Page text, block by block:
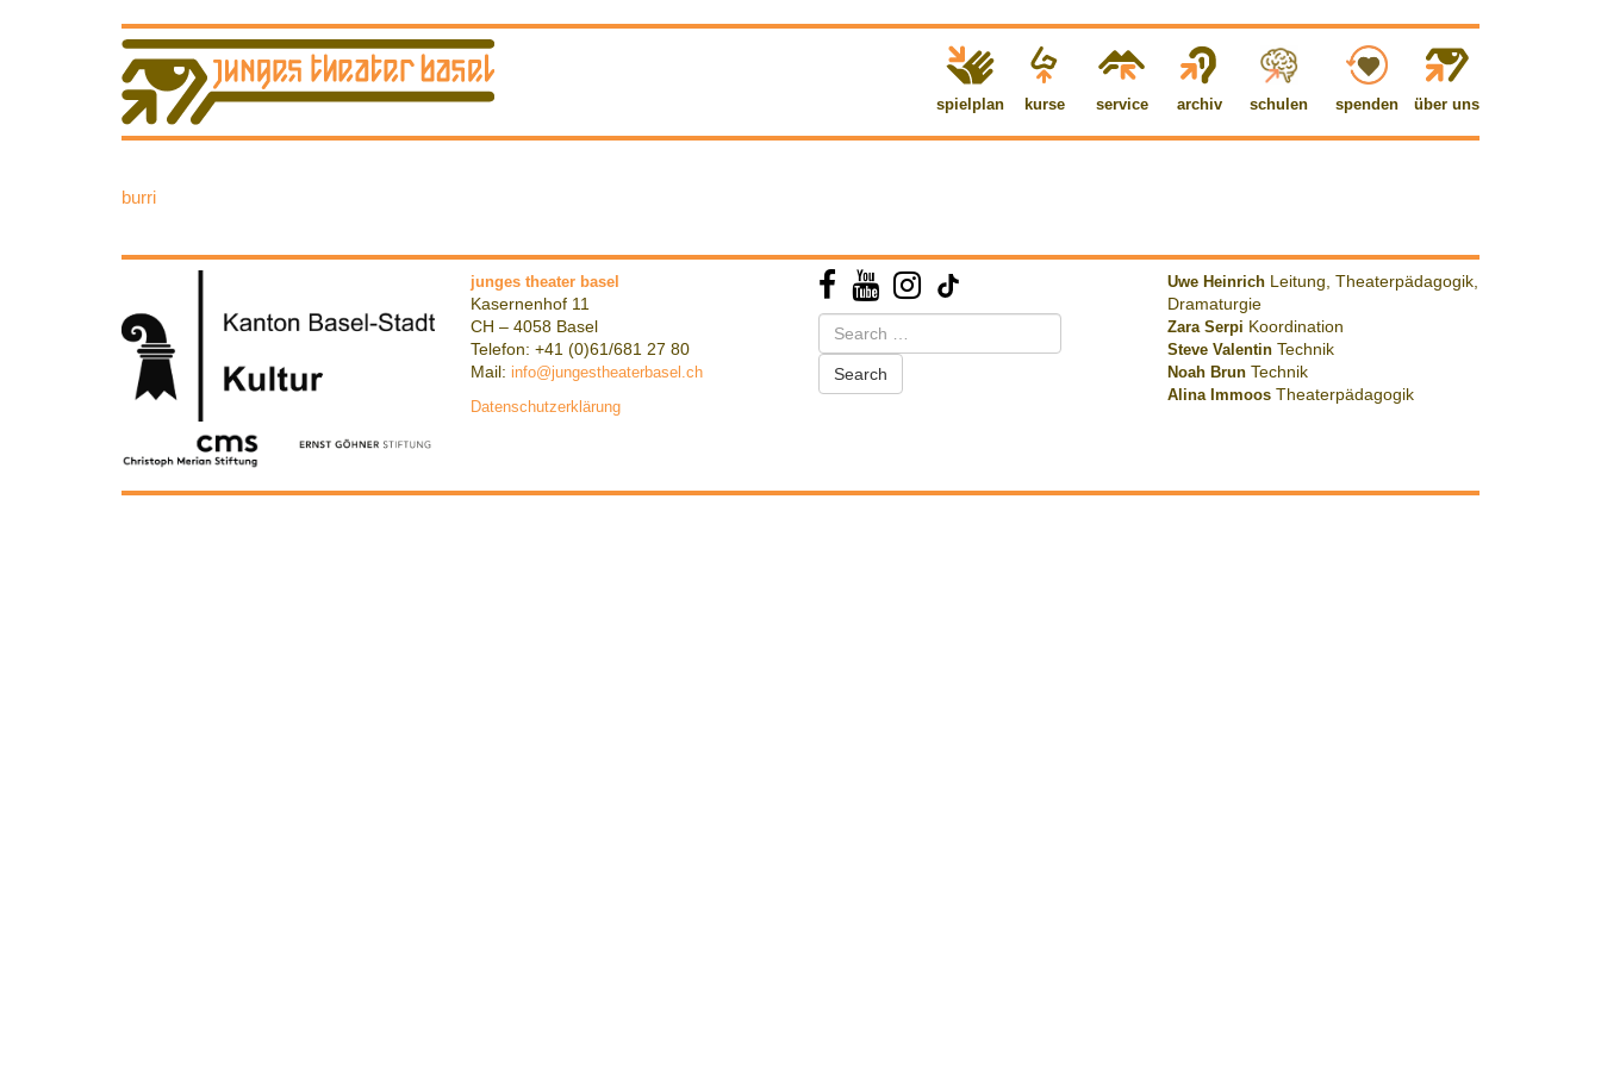
spielplan kurse service archiv schulen spenden über uns
burri
junges theater basel
Kasernenhof 11
CH – 4058 Basel
Telefon: +41 (0)61/681 27 80
Mail: info@jungestheaterbasel.ch
Datenschutzerklärung
Search
for:
Uwe Heinrich Leitung, Theaterpädagogik,
Dramaturgie
Zara Serpi Koordination
Steve Valentin Technik
Noah Brun Technik
Alina Immoos Theaterpädagogik